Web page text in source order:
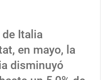
de Italia
en mayo, la
disminuyó